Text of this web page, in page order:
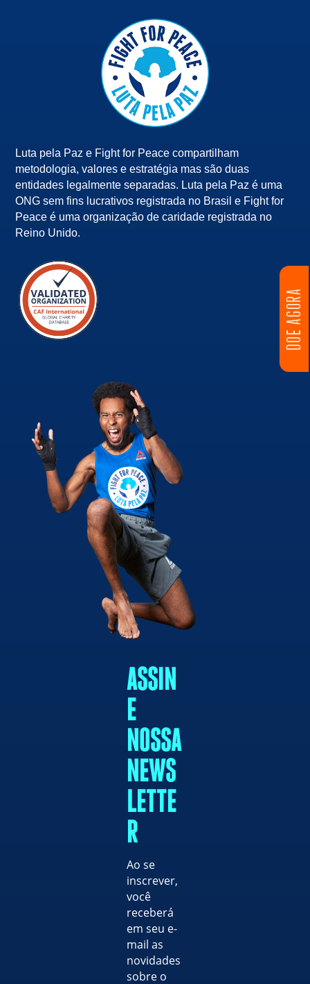
DOE AGORA
Luta pela Paz e Fight for Peace compartilham
metodologia, valores e estratégia mas são duas
entidades legalmente separadas. Luta pela Paz é uma
ONG sem fins lucrativos registrada no Brasil e Fight for
Peace é uma organização de caridade registrada no
Reino Unido.
ASSIN
E
NOSSA
NEWS
LETTE
R
Ao se
inscrever,
você
receberá
em seu e-
mail as
novidades
sobre o